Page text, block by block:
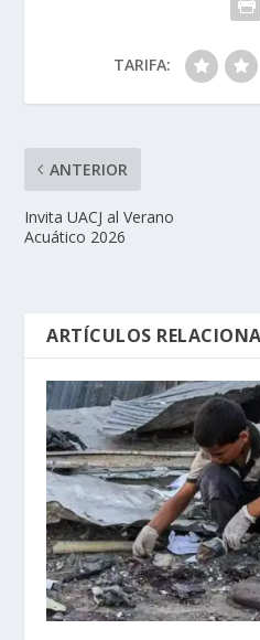
TARIFA:
ANTERIOR
Invita UACJ al Verano
Acuático 2026
ARTÍCULOS